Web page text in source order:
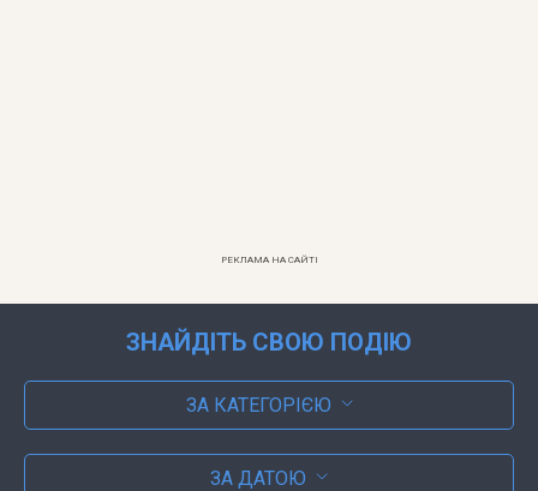
РЕКЛАМА НА САЙТІ
ЗНАЙДІТЬ СВОЮ ПОДІЮ
ЗА КАТЕГОРІЄЮ
ЗА ДАТОЮ